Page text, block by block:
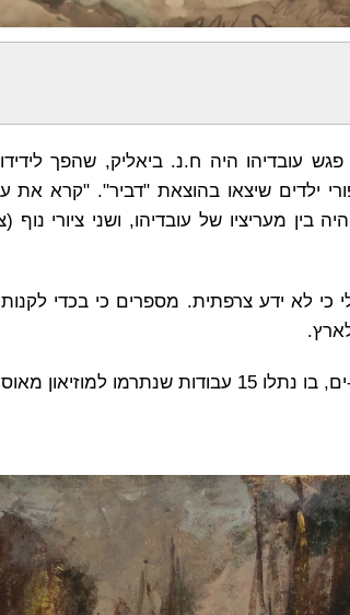
פגש עובדיהו היה ח.נ. ביאליק, שהפך
ילדים שיצאו בהוצאת "דביר". "קרא את
בין מעריציו של עובדיהו, ושני ציורי נוף
אולי כי לא ידע צרפתית. מספרים כי בכדי